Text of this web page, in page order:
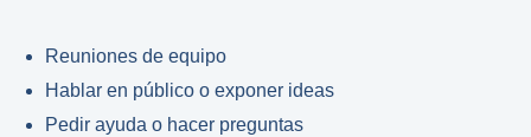
Reuniones de equipo
Hablar en público o exponer ideas
Pedir ayuda o hacer preguntas